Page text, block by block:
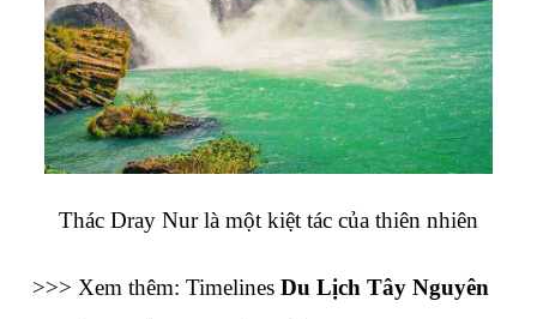
Thác Dray Nur là một kiệt tác của thiên nhiên
>>> Xem thêm: Timelines Du Lịch Tây Nguyên